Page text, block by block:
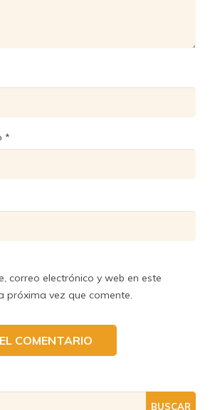
*
correo electrónico y web en este
próxima vez que comente.